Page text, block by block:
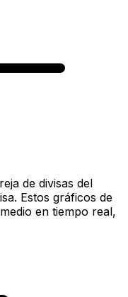
de divisas del
Estos gráficos de
en tiempo real,